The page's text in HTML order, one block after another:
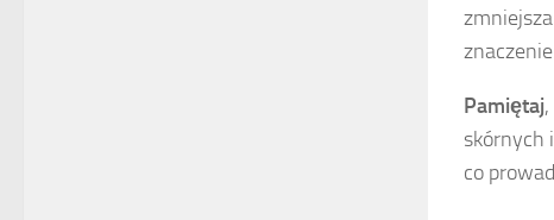
Pamiętaj
skórnych
co